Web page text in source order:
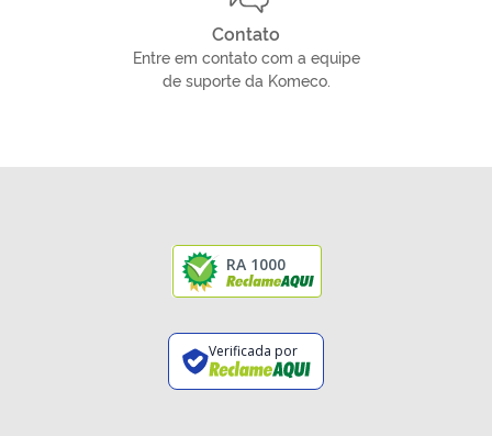
Contato
Entre em contato com a equipe
de suporte da Komeco.
RA 1000
Verificada por